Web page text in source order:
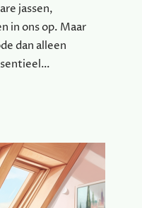
jassen,
in ons op. Maar
dan alleen